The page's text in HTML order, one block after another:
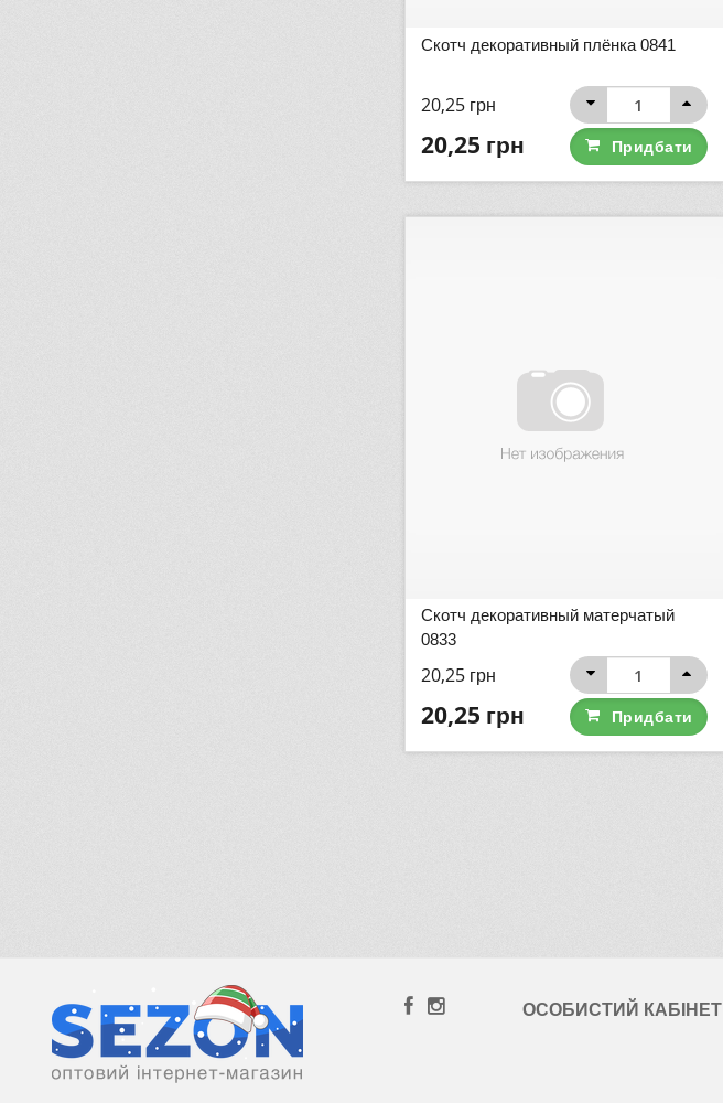
Скотч декоративный плёнка 0841
20,25 грн
20,25 грн Придбати
Скотч декоративный матерчатый
0833
20,25 грн
20,25 грн Придбати
ОСОБИСТИЙ КАБІНЕТ